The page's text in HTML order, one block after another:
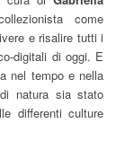
come
e risalire tutti i
digitali di oggi. E
nel tempo e nella
natura sia stato
differenti culture